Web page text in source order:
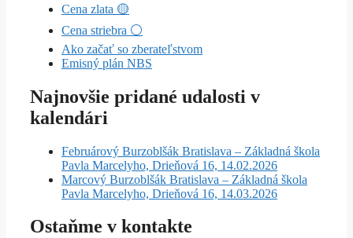
Cena zlata 🟡
Cena striebra ⚪
Ako začať so zberateľstvom
Emisný plán NBS
Najnovšie pridané udalosti v
kalendári
Februárový Burzoblšák Bratislava – Základná škola
Pavla Marcelyho, Drieňová 16, 14.02.2026
Marcový Burzoblšák Bratislava – Základná škola
Pavla Marcelyho, Drieňová 16, 14.03.2026
Ostaňme v kontakte